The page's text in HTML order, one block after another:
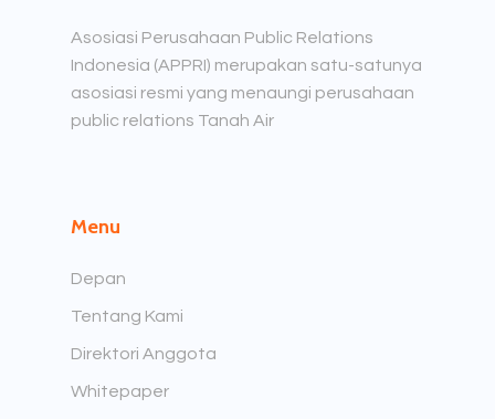
Asosiasi Perusahaan Public Relations
Indonesia (APPRI) merupakan satu-satunya
asosiasi resmi yang menaungi perusahaan
public relations Tanah Air
Menu
Depan
Tentang Kami
Direktori Anggota
Whitepaper